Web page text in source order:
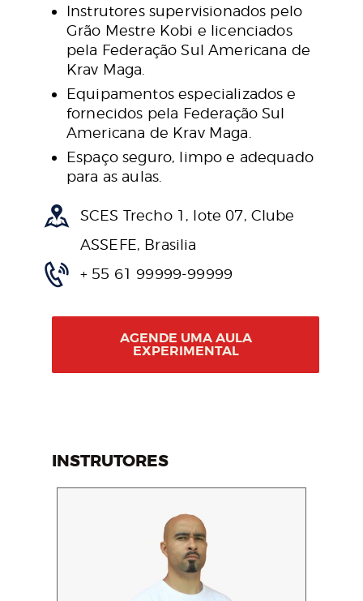
Instrutores supervisionados pelo
Grão Mestre Kobi e licenciados
pela Federação Sul Americana de
Krav Maga.
Equipamentos especializados e
fornecidos pela Federação Sul
Americana de Krav Maga.
Espaço seguro, limpo e adequado
para as aulas.
SCES Trecho 1, lote 07, Clube
ASSEFE, Brasilia
+ 55 61 99999-99999
AGENDE UMA AULA
EXPERIMENTAL
INSTRUTORES